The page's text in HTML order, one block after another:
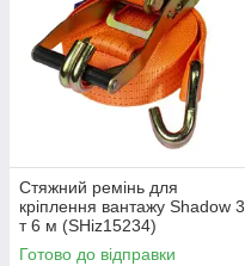
Стяжний ремінь для
кріплення вантажу Shadow 3
т 6 м (SHiz15234)
Готово до відправки